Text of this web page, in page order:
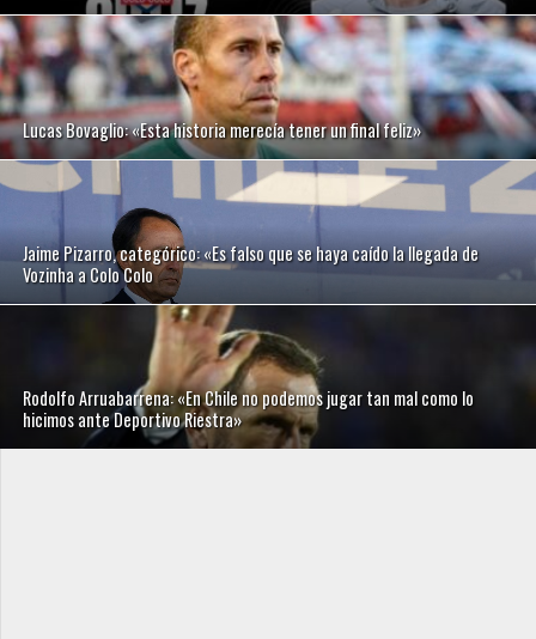
Lucas Bovaglio: «Esta historia merecía tener un final feliz»
Jaime Pizarro, categórico: «Es falso que se haya caído la llegada de
Vozinha a Colo Colo
Rodolfo Arruabarrena: «En Chile no podemos jugar tan mal como lo
hicimos ante Deportivo Riestra»